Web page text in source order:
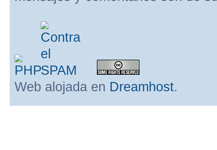
Web alojada en Dreamhost.